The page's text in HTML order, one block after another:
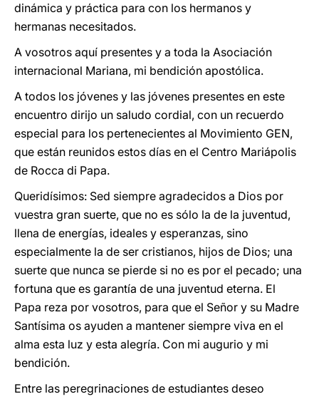
dinámica y práctica para con los hermanos y
hermanas necesitados.
A vosotros aquí presentes y a toda la Asociación
internacional Mariana, mi bendición apostólica.
A todos los jóvenes y las jóvenes presentes en este
encuentro dirijo un saludo cordial, con un recuerdo
especial para los pertenecientes al Movimiento GEN,
que están reunidos estos días en el Centro Mariápolis
de Rocca di Papa.
Queridísimos: Sed siempre agradecidos a Dios por
vuestra gran suerte, que no es sólo la de la juventud,
llena de energías, ideales y esperanzas, sino
especialmente la de ser cristianos, hijos de Dios; una
suerte que nunca se pierde si no es por el pecado; una
fortuna que es garantía de una juventud eterna. El
Papa reza por vosotros, para que el Señor y su Madre
Santísima os ayuden a mantener siempre viva en el
alma esta luz y esta alegría. Con mi augurio y mi
bendición.
Entre las peregrinaciones de estudiantes deseo